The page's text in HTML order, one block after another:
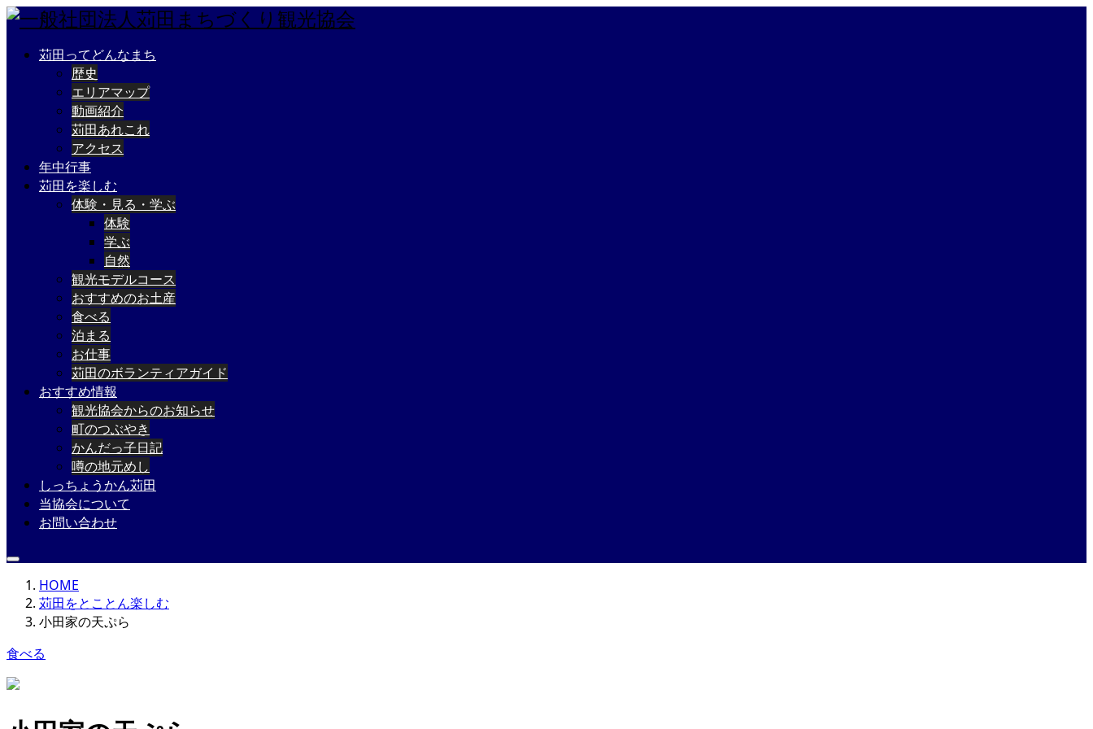
苅田ってどんなまち
歴史
エリアマップ
動画紹介
苅田あれこれ
アクセス
年中行事
苅田を楽しむ
体験・見る・学ぶ
体験
学ぶ
自然
観光モデルコース
おすすめのお土産
食べる
泊まる
お仕事
苅田のボランティアガイド
おすすめ情報
観光協会からのお知らせ
町のつぶやき
かんだっ子日記
噂の地元めし
しっちょうかん苅田
当協会について
お問い合わせ
HOME
苅田をとことん楽しむ
小田家の天ぷら
食べる